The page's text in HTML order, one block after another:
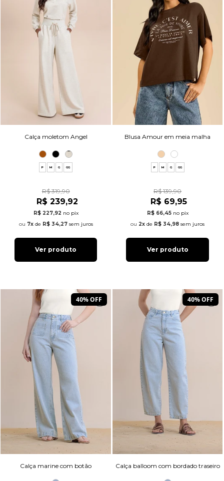
Calça moletom Angel
P M G GG
R$ 319,90
R$ 239,92
R$ 227,92 no pix
7xde R$ 34,27sem juros
Ver produto
Blusa Amour em meia malha
P M G GG
R$ 139,90
R$ 69,95
R$ 66,45 no pix
2x de R$ 34,98 sem juros
Ver produto
40% OFF
Calça marine com botão
40% OFF
Calça balloom com bordado traseiro